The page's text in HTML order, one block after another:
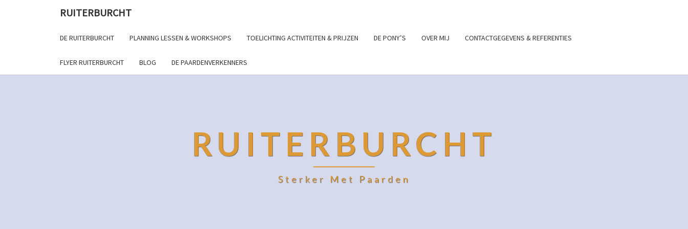
RUITERBURCHT
DE RUITERBURCHT PLANNING LESSEN & WORKSHOPS TOELICHTING ACTIVITEITEN & PRIJZEN DE PONY’S OVER MIJ CONTACTGEGEVENS & REFERENTIES
FLYER RUITERBURCHT BLOG DE PAARDENVERKENNERS
RUITERBURCHT
Sterker Met Paarden